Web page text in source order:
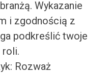
Wykazanie
i zgodnością z
podkreślić twoje
roli.
Rozważ